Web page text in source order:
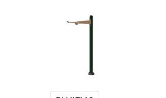
O Nas
SERIA INTEGRACYJNA
Realizacje